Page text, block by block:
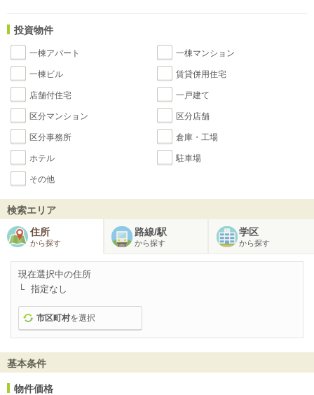
投資物件
一棟アパート 一棟マンション
一棟ビル 賃貸併用住宅
店舗付住宅 一戸建て
区分マンション 区分店舗
区分事務所 倉庫・工場
ホテル 駐車場
その他
検索エリア
住所
から探す
路線/駅
から探す
学区
から探す
現在選択中の住所
指定なし
市区町村を選択
基本条件
物件価格